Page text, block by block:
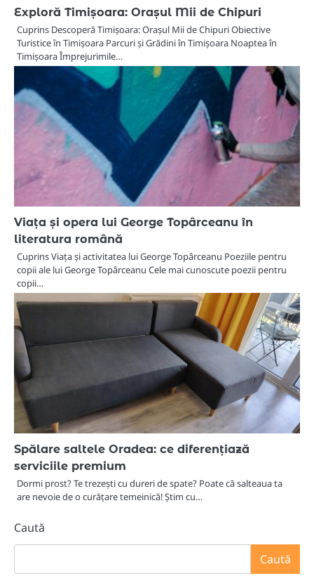
Exploră Timișoara: Orașul Mii de Chipuri
Cuprins Descoperă Timișoara: Orașul Mii de Chipuri Obiective
Turistice în Timișoara Parcuri și Grădini în Timișoara Noaptea în
Timișoara Împrejurimile…
Viața și opera lui George Topârceanu în
literatura română
Cuprins Viața și activitatea lui George Topârceanu Poeziile pentru
copii ale lui George Topârceanu Cele mai cunoscute poezii pentru
copii…
Spălare saltele Oradea: ce diferențiază
serviciile premium
Dormi prost? Te trezești cu dureri de spate? Poate că salteaua ta
are nevoie de o curățare temeinică! Știm cu…
Caută
Caută